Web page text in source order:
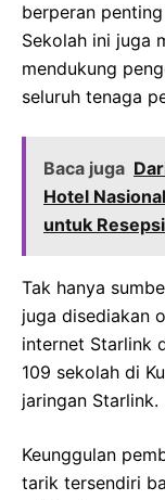
berperan
Sekolah ini juga
mendukung
seluruh tenaga
Baca juga
Hotel
untuk
Tak hanya
juga disediakan
internet Starlink
109 sekolah di
jaringan Starlink.
Keunggulan
tarik tersendiri